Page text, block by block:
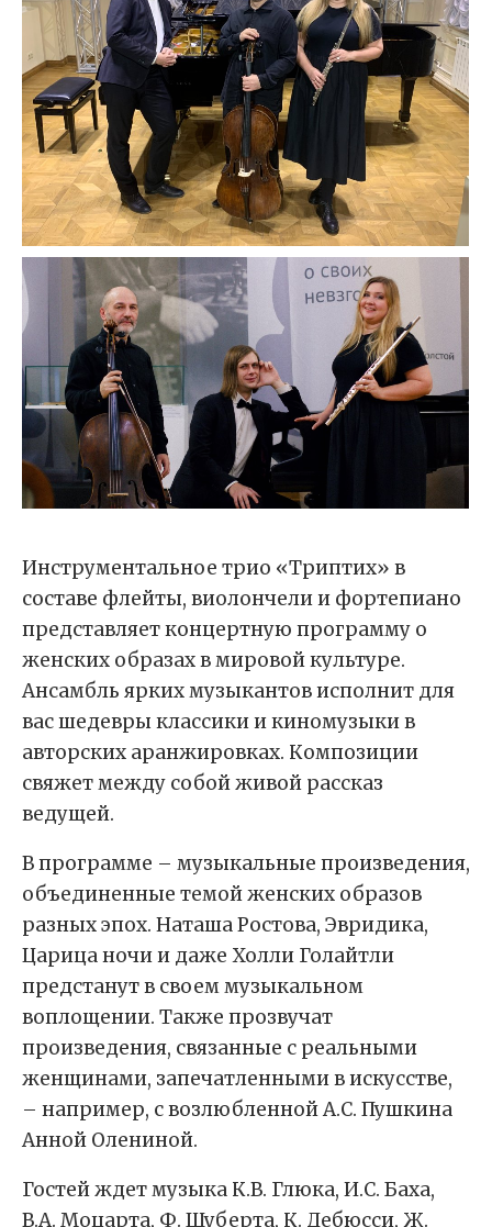
Инструментальное трио «Триптих» в
составе флейты, виолончели и фортепиано
представляет концертную программу о
женских образах в мировой культуре.
Ансамбль ярких музыкантов исполнит для
вас шедевры классики и киномузыки в
авторских аранжировках. Композиции
свяжет между собой живой рассказ
ведущей.
В программе – музыкальные произведения,
объединенные темой женских образов
разных эпох. Наташа Ростова, Эвридика,
Царица ночи и даже Холли Голайтли
предстанут в своем музыкальном
воплощении. Также прозвучат
произведения, связанные с реальными
женщинами, запечатленными в искусстве,
– например, с возлюбленной А.С. Пушкина
Анной Олениной.
Гостей ждет музыка К.В. Глюка, И.С. Баха,
В.А. Моцарта, Ф. Шуберта, К. Дебюсси, Ж.